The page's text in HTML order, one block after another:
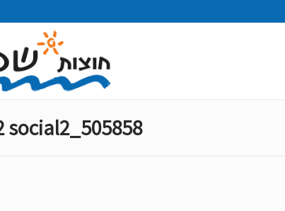
505858_hodesh hasefer_mishakim_2022 social2